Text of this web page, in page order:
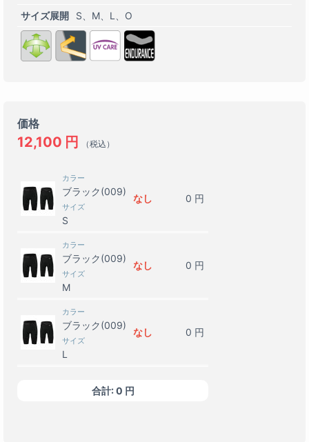
サイズ展開
S M L O
価格
12,100 円 （税込）
カラー
ブラック(009)
サイズ
S
なし 0 円
カラー
ブラック(009)
サイズ
M
なし 0 円
カラー
ブラック(009)
サイズ
L
なし 0 円
ブラック(009)
なし
合計:0 円